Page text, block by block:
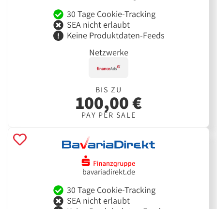
30 Tage Cookie-Tracking
SEA nicht erlaubt
Keine Produktdaten-Feeds
Netzwerke
BIS ZU
100,00 €
PAY PER SALE
bavariadirekt.de
30 Tage Cookie-Tracking
SEA nicht erlaubt